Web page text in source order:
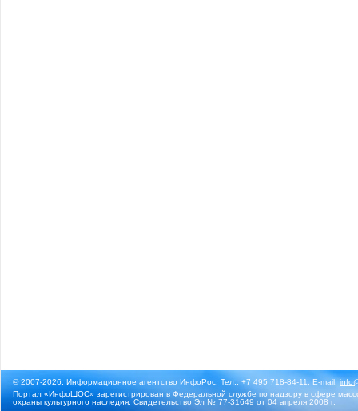
© 2007-2026, Информационное агентство ИнфоРос. Тел.: +7 495 718-84-11, E-mail:
Портал «ИнфоШОС» зарегистрирован в Федеральной службе по надзору в сфере
охраны культурного наследия. Свидетельство Эл № 77-31649 от 04 апреля 2008 г.